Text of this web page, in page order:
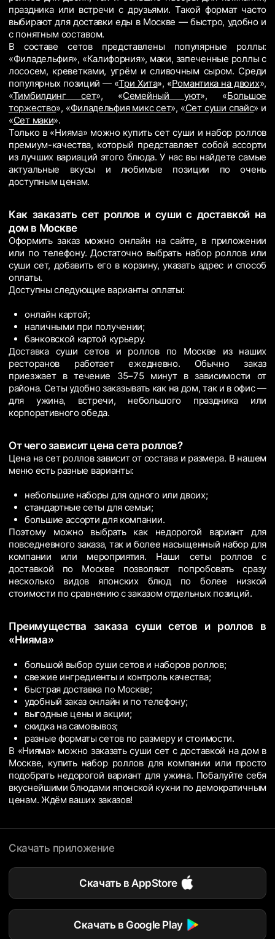
праздника или встречи с друзьями. Такой формат часто
выбирают для доставки еды в Москве — быстро, удобно и
с понятным составом.
В составе сетов представлены популярные роллы:
«Филадельфия», «Калифорния», маки, запеченные роллы с
лососем, креветками, угрём и сливочным сыром. Среди
популярных позиций — «Три Хита», «Романтика на двоих»,
«Тимбилдинг сет», «Семейный уют», «Большое
торжество», «Филадельфия микс сет», «Сет суши спайс» и
«Сет маки».
Только в «Нияма» можно купить сет суши и набор роллов
премиум-качества, который представляет собой ассорти
из лучших вариаций этого блюда. У нас вы найдете самые
актуальные вкусы и любимые позиции по очень
доступным ценам.
Как заказать сет роллов и суши с доставкой на
дом в Москве
Оформить заказ можно онлайн на сайте, в приложении
или по телефону. Достаточно выбрать набор роллов или
суши сет, добавить его в корзину, указать адрес и способ
оплаты.
Доступны следующие варианты оплаты:
онлайн картой;
наличными при получении;
банковской картой курьеру.
Доставка суши сетов и роллов по Москве из наших
ресторанов работает ежедневно. Обычно заказ
приезжает в течение 35–75 минут в зависимости от
района. Сеты удобно заказывать как на дом, так и в офис —
для ужина, встречи, небольшого праздника или
корпоративного обеда.
От чего зависит цена сета роллов?
Цена на сет роллов зависит от состава и размера. В нашем
меню есть разные варианты:
небольшие наборы для одного или двоих;
стандартные сеты для семьи;
большие ассорти для компании.
Поэтому можно выбрать как недорогой вариант для
повседневного заказа, так и более насыщенный набор для
компании или мероприятия. Наши сеты роллов с
доставкой по Москве позволяют попробовать сразу
несколько видов японских блюд по более низкой
стоимости по сравнению с заказом отдельных позиций.
Преимущества заказа суши сетов и роллов в
«Нияма»
большой выбор суши сетов и наборов роллов;
свежие ингредиенты и контроль качества;
быстрая доставка по Москве;
удобный заказ онлайн и по телефону;
выгодные цены и акции;
скидка на самовывоз;
разные форматы сетов по размеру и стоимости.
В «Нияма» можно заказать суши сет с доставкой на дом в
Москве, купить набор роллов для компании или просто
подобрать недорогой вариант для ужина. Побалуйте себя
вкуснейшими блюдами японской кухни по демократичным
ценам. Ждём ваших заказов!
Скачать приложение
Скачать в AppStore
Скачать в Google Play